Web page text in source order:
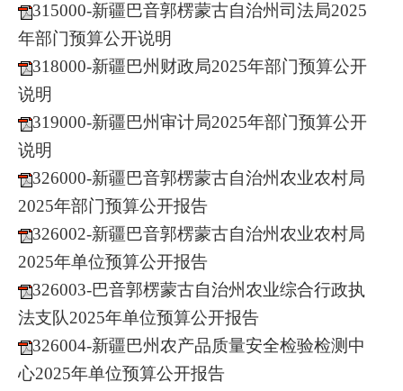
315000-新疆巴音郭楞蒙古自治州司法局2025
年部门预算公开说明
318000-新疆巴州财政局2025年部门预算公开
说明
319000-新疆巴州审计局2025年部门预算公开
说明
326000-新疆巴音郭楞蒙古自治州农业农村局
2025年部门预算公开报告
326002-新疆巴音郭楞蒙古自治州农业农村局
2025年单位预算公开报告
326003-巴音郭楞蒙古自治州农业综合行政执
法支队2025年单位预算公开报告
326004-新疆巴州农产品质量安全检验检测中
心2025年单位预算公开报告